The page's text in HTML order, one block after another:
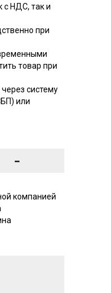
с НДС, так и
при
товар при
систему
или
-
компанией